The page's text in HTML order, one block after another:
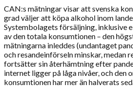
CAN:s mätningar visar att svenska
grad väljer att köpa alkohol inom
Systembolagets försäljning, inklusive
av den totala konsumtionen – den
mätningarna inleddes (undantaget
och resandeinförseln minskar, medan
fortsätter sin återhämtning efter
internet ligger på låga nivåer, och den
konsumtionen har mer än halverats